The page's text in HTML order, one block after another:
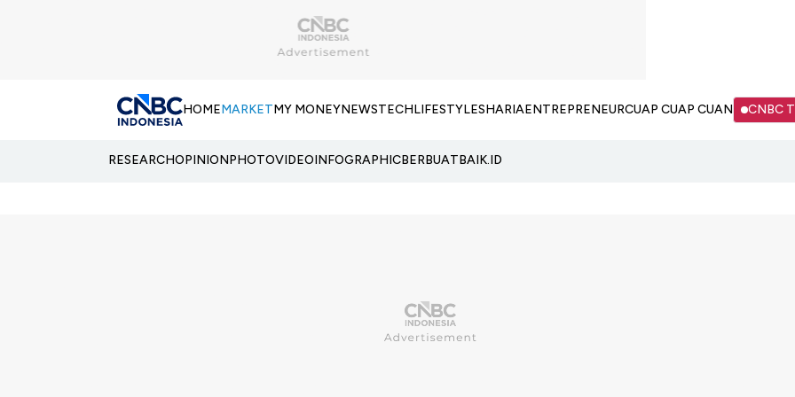
HOMEMARKETMY MONEYNEWSTECHLIFESTYLESHARIAENTREPRENEURCUAP CUAP CUAN CNBC
RESEARCHOPINIONPHOTOVIDEOINFOGRAPHICBERBUATBAIK.ID